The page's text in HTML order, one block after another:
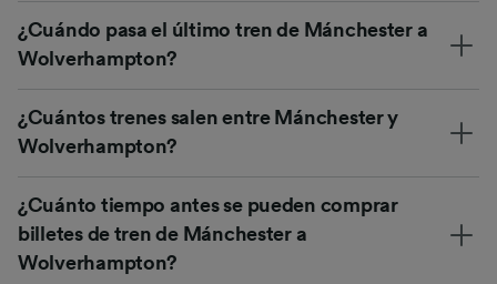
¿Cuándo pasa el último tren de Mánchester a
Wolverhampton?
¿Cuántos trenes salen entre Mánchester y
Wolverhampton?
¿Cuánto tiempo antes se pueden comprar
billetes de tren de Mánchester a
Wolverhampton?